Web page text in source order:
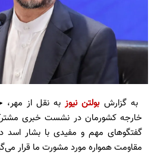
به گزارشبولتن نیوزبه نقل از مهر،
خارجه کشورمان در نشست خبری
گفتگوهای مهم و مفیدی با بشار اسد
مقاومت همواره مورد مشورت ما قرار